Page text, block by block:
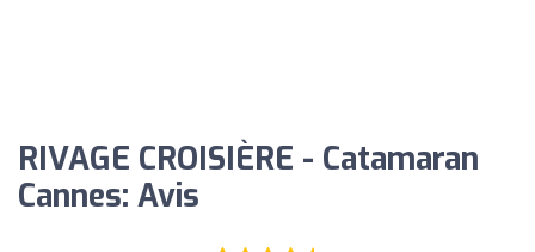
RIVAGE CROISIÈRE - Catamaran
Cannes: Avis